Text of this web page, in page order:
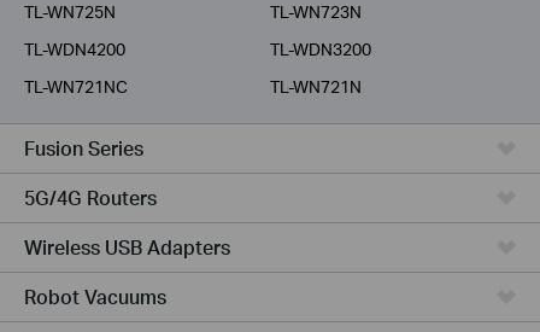
TL-WN725N
TL-WN723N
TL-WDN4200
TL-WDN3200
TL-WN721NC
TL-WN721N
Fusion Series
5G/4G Routers
Wireless USB Adapters
Robot Vacuums